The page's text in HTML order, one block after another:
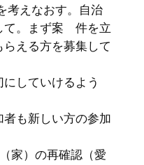
考えなおす。自治
て。まず案 件を立
える方を募集して
していけるよう
も新しい方の参加
家）の再確認（愛